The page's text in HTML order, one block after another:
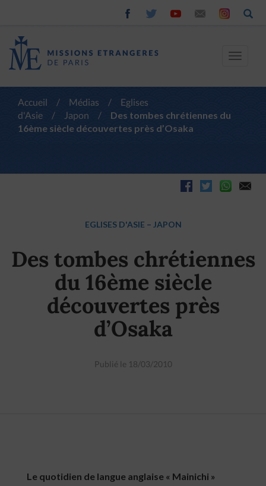
Toggle
Accueil / Médias /
Eglises
d'Asie
/ Japon /
Des tombes chrétiennes du
16ème siècle découvertes près d’Osaka
EGLISES D'ASIE – JAPON
Des tombes chrétiennes
du 16ème siècle
découvertes près
d’Osaka
Publié le 18/03/2010
Le quotidien de langue anglaise « Mainichi »